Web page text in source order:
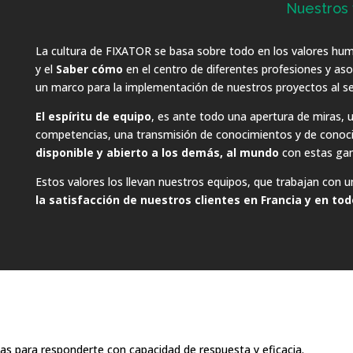
Nuestros
La cultura de FIXATOR se basa sobre todo en los valores
y el Saber cómo en el centro de diferentes profesiones y
un marco para la implementación de nuestros proyectos al
El espíritu de equipo, es ante todo una apertura de miras,
competencias, una transmisión de conocimientos y de
disponible y abierto a los demás, al mundo con estas
Estos valores los llevan nuestros equipos, que trabajan con
la satisfacción de nuestros clientes en Francia y en
para responderte con capacidad de respuesta y eficacia.